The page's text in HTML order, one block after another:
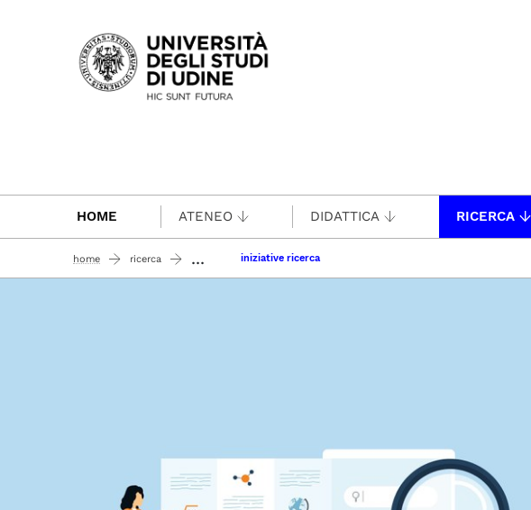
Passa al contenuto principale
HOME ATENEO DIDATTICA RICERCA
home ricerca ... iniziative ricerca